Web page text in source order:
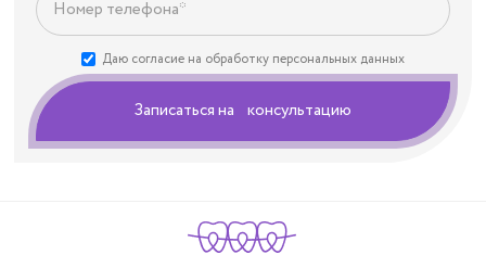
Даю согласие на обработку персональных данных
Записаться на консультацию